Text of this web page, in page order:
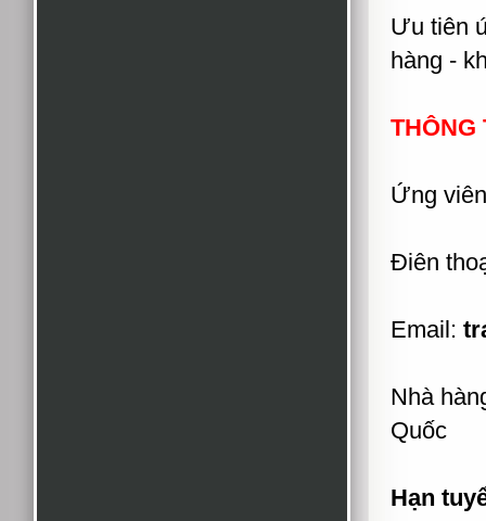
Ưu tiên
hàng -
THÔNG
Ứng
Điên
Email:
Nhà
Quốc
Hạn